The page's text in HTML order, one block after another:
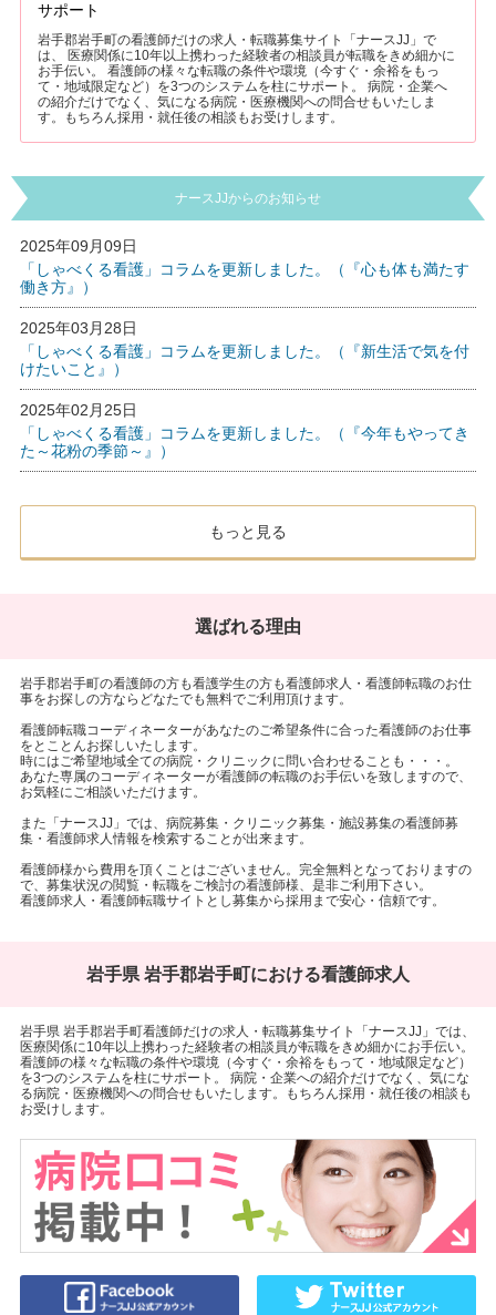
サポート
岩手郡岩手町の看護師だけの求人・転職募集サイト「ナースJJ」で
は、 医療関係に10年以上携わった経験者の相談員が転職をきめ細かに
お手伝い。 看護師の様々な転職の条件や環境（今すぐ・余裕をもっ
て・地域限定など）を3つのシステムを柱にサポート。 病院・企業へ
の紹介だけでなく、気になる病院・医療機関への問合せもいたしま
す。もちろん採用・就任後の相談もお受けします。
ナースJJからのお知らせ
2025年09月09日
「しゃべくる看護」コラムを更新しました。（『心も体も満たす
働き方』）
2025年03月28日
「しゃべくる看護」コラムを更新しました。（『新生活で気を付
けたいこと』）
2025年02月25日
「しゃべくる看護」コラムを更新しました。（『今年もやってき
た～花粉の季節～』）
もっと見る
選ばれる理由
岩手郡岩手町の看護師の方も看護学生の方も看護師求人・看護師転職のお仕
事をお探しの方ならどなたでも無料でご利用頂けます。
看護師転職コーディネーターがあなたのご希望条件に合った看護師のお仕事
をとことんお探しいたします。
時にはご希望地域全ての病院・クリニックに問い合わせることも・・・。
あなた専属のコーディネーターが看護師の転職のお手伝いを致しますので、
お気軽にご相談いただけます。
また「ナースJJ」では、病院募集・クリニック募集・施設募集の看護師募
集・看護師求人情報を検索することが出来ます。
看護師様から費用を頂くことはございません。完全無料となっておりますの
で、募集状況の閲覧・転職をご検討の看護師様、是非ご利用下さい。
看護師求人・看護師転職サイトとし募集から採用まで安心・信頼です。
岩手県 岩手郡岩手町における看護師求人
岩手県 岩手郡岩手町看護師だけの求人・転職募集サイト「ナースJJ」では、
医療関係に10年以上携わった経験者の相談員が転職をきめ細かにお手伝い。
看護師の様々な転職の条件や環境（今すぐ・余裕をもって・地域限定など）
を3つのシステムを柱にサポート。 病院・企業への紹介だけでなく、気にな
る病院・医療機関への問合せもいたします。もちろん採用・就任後の相談も
お受けします。